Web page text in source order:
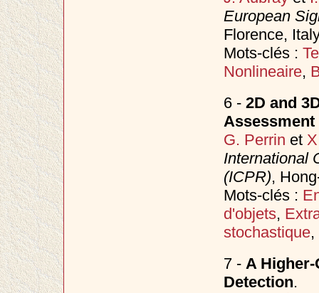
European
Florence,
Mots-clés :
Nonlineaire,
6 - 2D and
G. Perrin et
International
(ICPR),
Mots-clés :
d'objets,
stochastique,
7 - A
Detection.